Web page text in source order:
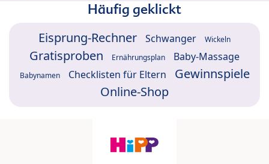
Häufig geklickt
Eisprung-Rechner Schwanger Wickeln
Gratisproben Ernährungsplan Baby-Massage
Babynamen Checklisten für Eltern
Gewinnspiele
Online-Shop